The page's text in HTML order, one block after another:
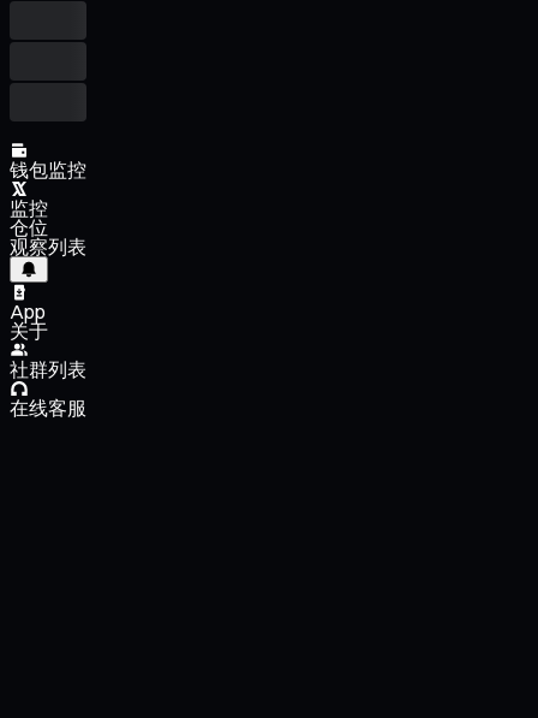
钱包监控
监控
仓位
观察列表
App
关于
社群列表
在线客服